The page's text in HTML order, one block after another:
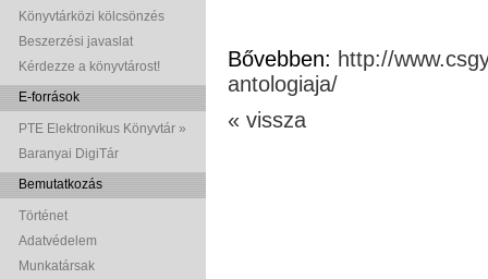
Könyvtárközi kölcsönzés
Beszerzési javaslat
Kérdezze a könyvtárost!
E-források
PTE Elektronikus Könyvtár »
Baranyai DigiTár
Bemutatkozás
Történet
Adatvédelem
Munkatársak
Bővebben: http://
antologiaja/
« vissza